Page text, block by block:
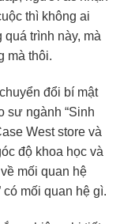
thì không ai
trình này, mà
mà thôi.
đổi bí mật
sư ngành “Sinh
West store và
độ khoa học và
mối quan hệ
có mối quan hệ gì.